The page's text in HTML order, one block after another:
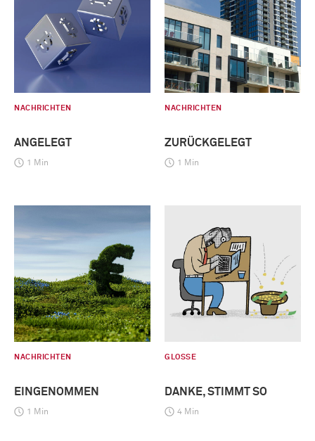
NACHRICHTEN
ANGELEGT
1 Min
NACHRICHTEN
ZURÜCKGELEGT
1 Min
NACHRICHTEN
EINGENOMMEN
1 Min
GLOSSE
DANKE, STIMMT SO
4 Min